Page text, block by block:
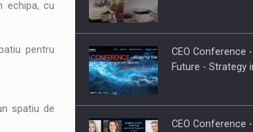
echipa, cu
pentru
spatiu de
CEO Conference
Future - Strategy
CEO Conference